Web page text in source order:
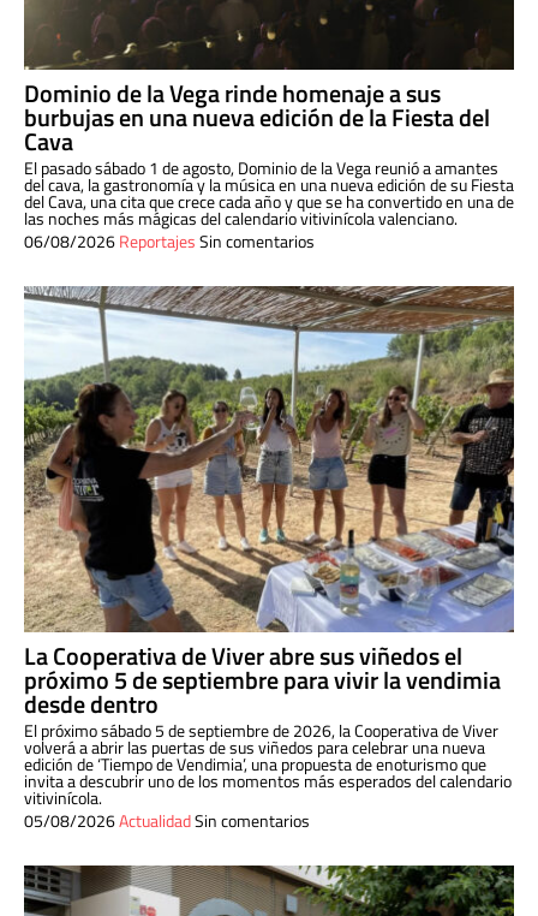
Dominio de la Vega rinde homenaje a sus
burbujas en una nueva edición de la Fiesta del
Cava
El pasado sábado 1 de agosto, Dominio de la Vega reunió a amantes
del cava, la gastronomía y la música en una nueva edición de su Fiesta
del Cava, una cita que crece cada año y que se ha convertido en una de
las noches más mágicas del calendario vitivinícola valenciano.
06/08/2026ReportajesSin comentarios
La Cooperativa de Viver abre sus viñedos el
próximo 5 de septiembre para vivir la vendimia
desde dentro
El próximo sábado 5 de septiembre de 2026, la Cooperativa de Viver
volverá a abrir las puertas de sus viñedos para celebrar una nueva
edición de ‘Tiempo de Vendimia’, una propuesta de enoturismo que
invita a descubrir uno de los momentos más esperados del calendario
vitivinícola.
05/08/2026ActualidadSin comentarios